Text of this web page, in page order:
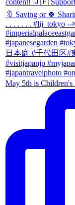
May 5th is